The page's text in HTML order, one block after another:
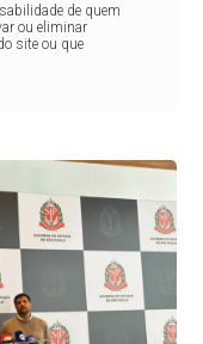
de quem
ou eliminar
site ou que